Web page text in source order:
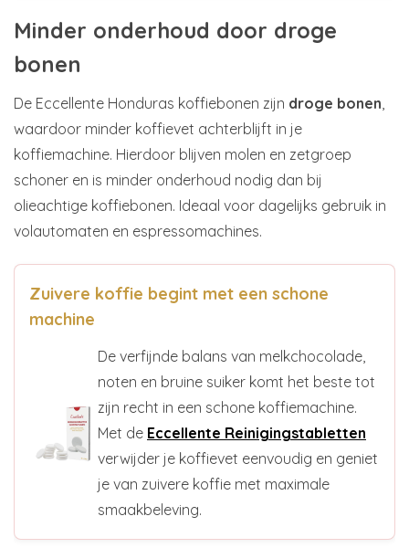
Minder onderhoud door droge
bonen
De Eccellente Honduras koffiebonen zijn droge bonen,
waardoor minder koffievet achterblijft in je
koffiemachine. Hierdoor blijven molen en zetgroep
schoner en is minder onderhoud nodig dan bij
olieachtige koffiebonen. Ideaal voor dagelijks gebruik in
volautomaten en espressomachines.
Zuivere koffie begint met een schone
machine
De verfijnde balans van melkchocolade,
noten en bruine suiker komt het beste tot
zijn recht in een schone koffiemachine.
Met de Eccellente Reinigingstabletten
verwijder je koffievet eenvoudig en geniet
je van zuivere koffie met maximale
smaakbeleving.